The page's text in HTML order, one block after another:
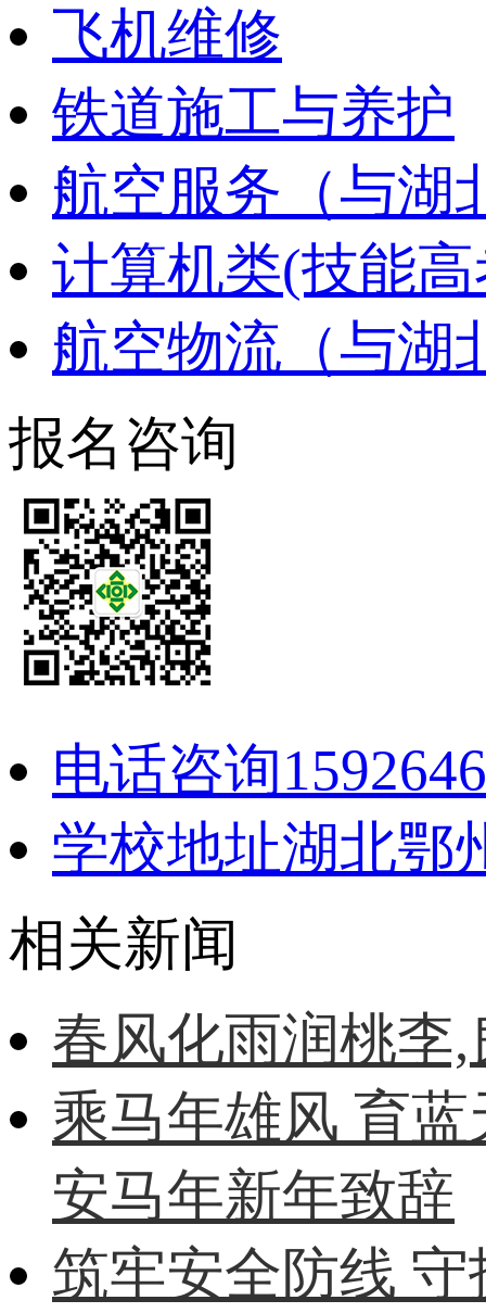
飞机维修
铁道施工与养护
航空服务（与湖
计算机类(技能
航空物流（与湖
报名咨询
电话咨询
学校地址湖北鄂
相关新闻
春风化雨润桃李
乘马年雄风 育
安马年新年致辞
筑牢安全防线